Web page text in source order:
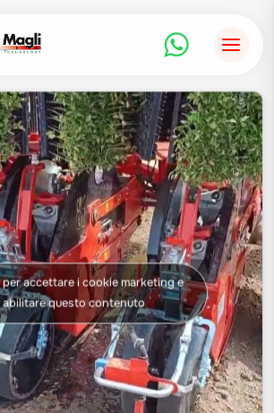
per accettare i cookie marketing e
abilitare questo contenuto